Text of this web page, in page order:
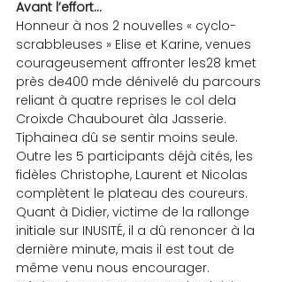
Avant l’effort…
Honneur à nos 2 nouvelles « cyclo-
scrabbleuses » Elise et Karine, venues
courageusement affronter les28 kmet
près de400 mde dénivelé du parcours
reliant à quatre reprises le col dela
Croixde Chaubouret àla Jasserie.
Tiphainea dû se sentir moins seule.
Outre les 5 participants déjà cités, les
fidèles Christophe, Laurent et Nicolas
complètent le plateau des coureurs.
Quant à Didier, victime de la rallonge
initiale sur INUSITÉ, il a dû renoncer à la
dernière minute, mais il est tout de
même venu nous encourager.